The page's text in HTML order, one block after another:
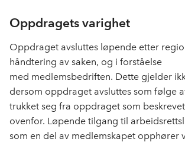
Oppdragets varighet
Oppdraget avsluttes løpende etter
håndtering av saken, og i forståelse
med medlemsbedriften. Dette gjelder
dersom oppdraget avsluttes som følge
trukket seg fra oppdraget som beskrevet
ovenfor. Løpende tilgang til
som en del av medlemskapet opphører